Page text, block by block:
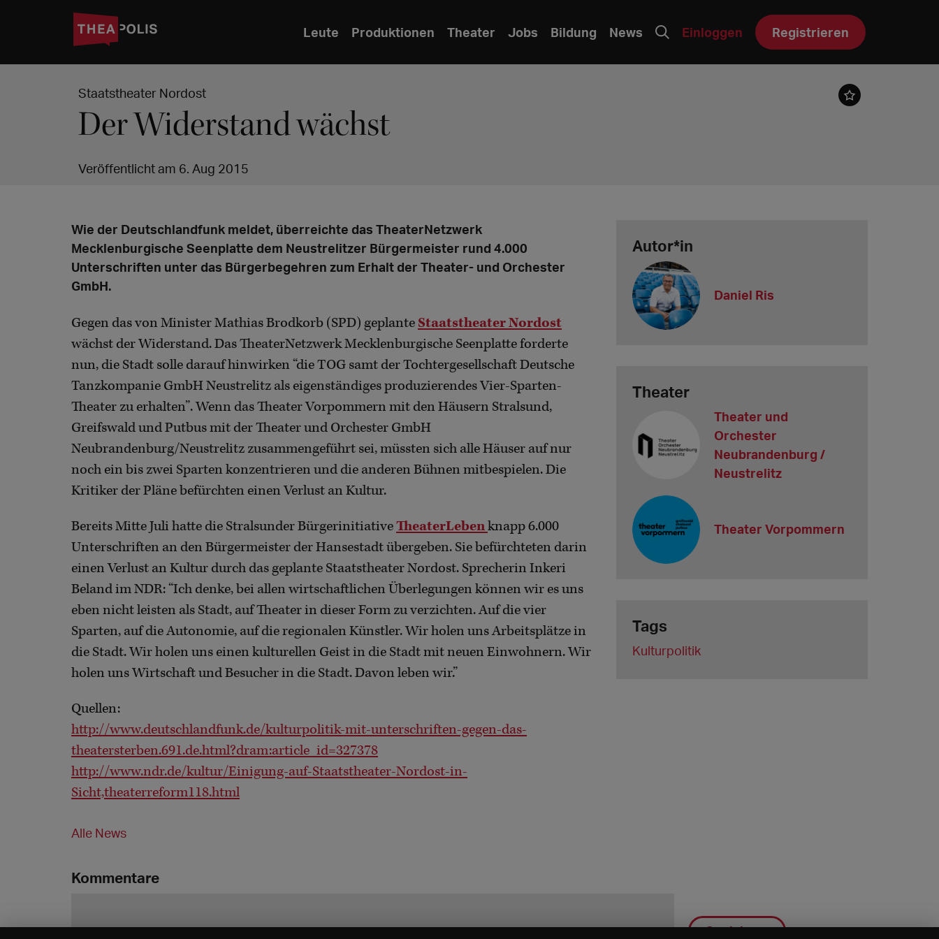
Leute Produktionen Theater Jobs Bildung News Einloggen Registrieren
Staatstheater Nordost
Der Widerstand wächst
Veröffentlicht am 6. Aug 2015
Wie der Deutschlandfunk meldet, überreichte das TheaterNetzwerk
Mecklenburgische Seenplatte dem Neustrelitzer Bürgermeister rund 4.000
Unterschriften unter das Bürgerbegehren zum Erhalt der Theater- und Orchester
GmbH.
Gegen das von Minister Mathias Brodkorb (SPD) geplante Staatstheater Nordost
wächst der Widerstand. Das TheaterNetzwerk Mecklenburgische Seenplatte forderte
nun, die Stadt solle darauf hinwirken “die TOG samt der Tochtergesellschaft Deutsche
Tanzkompanie GmbH Neustrelitz als eigenständiges produzierendes Vier-Sparten-
Theater zu erhalten”. Wenn das Theater Vorpommern mit den Häusern Stralsund,
Greifswald und Putbus mit der Theater und Orchester GmbH
Neubrandenburg/Neustrelitz zusammengeführt sei, müssten sich alle Häuser auf nur
noch ein bis zwei Sparten konzentrieren und die anderen Bühnen mitbespielen. Die
Kritiker der Pläne befürchten einen Verlust an Kultur.
Bereits Mitte Juli hatte die Stralsunder BürgerinitiativeTheaterLebenknapp 6.000
Unterschriften an den Bürgermeister der Hansestadt übergeben. Sie befürchteten darin
einen Verlust an Kultur durch das geplante Staatstheater Nordost. Sprecherin Inkeri
Beland im NDR: “Ich denke, bei allen wirtschaftlichen Überlegungen können wir es uns
eben nicht leisten als Stadt, auf Theater in dieser Form zu verzichten. Auf die vier
Sparten, auf die Autonomie, auf die regionalen Künstler. Wir holen uns Arbeitsplätze in
die Stadt. Wir holen uns einen kulturellen Geist in die Stadt mit neuen Einwohnern. Wir
holen uns Wirtschaft und Besucher in die Stadt. Davon leben wir.”
Quellen:
http://www.deutschlandfunk.de/kulturpolitik-mit-unterschriften-gegen-das-
theatersterben.691.de.html?dram:article_id=327378
http://www.ndr.de/kultur/Einigung-auf-Staatstheater-Nordost-in-
Sicht,theaterreform118.html
Alle News
Autor*in
Daniel Ris
Theater
Theater und
Orchester
Neubrandenburg /
Neustrelitz
Theater Vorpommern
Tags
Kulturpolitik
Kommentare
Speichern